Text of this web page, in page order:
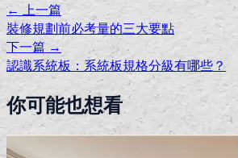
← 上一篇
裝修規劃前必考量的三大要點
下一篇 →
認識系統板：系統板規格分級有哪些？
你可能也想看